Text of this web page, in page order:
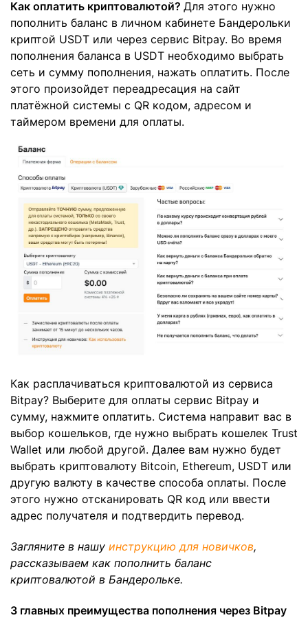
Как оплатить криптовалютой? Для этого нужно
пополнить баланс в личном кабинете Бандерольки
криптой USDT или через сервис Bitpay. Во время
пополнения баланса в USDT необходимо выбрать
сеть и сумму пополнения, нажать оплатить. После
этого произойдет переадресация на сайт
платёжной системы с QR кодом, адресом и
таймером времени для оплаты.
Как расплачиваться криптовалютой из сервиса
Bitpay? Выберите для оплаты сервис Bitpay и
сумму, нажмите оплатить. Система направит вас в
выбор кошельков, где нужно выбрать кошелек Trust
Wallet или любой другой. Далее вам нужно будет
выбрать криптовалюту Bitcoin, Ethereum, USDT или
другую валюту в качестве способа оплаты. После
этого нужно отсканировать QR код или ввести
адрес получателя и подтвердить перевод.
Загляните в нашу инструкцию для новичков,
рассказываем как пополнить баланс
криптовалютой в Бандерольке.
3 главных преимущества пополнения через Bitpay